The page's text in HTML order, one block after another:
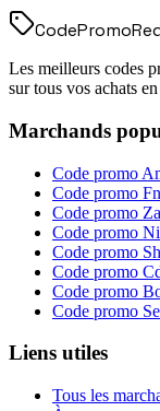
CodePromo
Les meilleurs codes
sur tous vos achats
Marchands
Code promo
Code promo
Code promo
Code promo
Code promo
Code promo
Code promo
Code promo
Liens utiles
Tous les